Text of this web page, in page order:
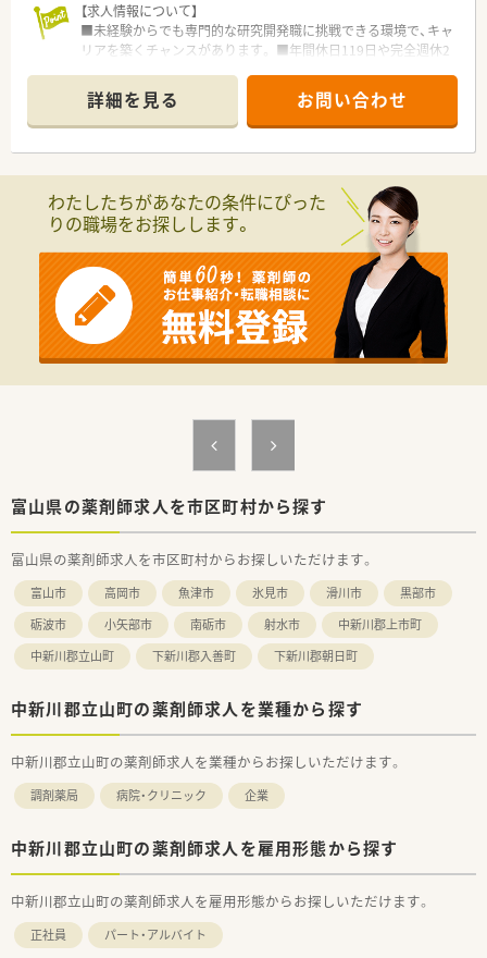
【求人情報について】
■未経験からでも専門的な研究開発職に挑戦できる環境で、キャ
リアを築くチャンスがあります。 ■年間休日119日や完全週休2
■住宅手当として家賃の半額が補助されるなど、生活面での経済
的なサポートも充実しています。
【募集背景と求める人物像について】
■新しい技術や専門知識の習得に意欲的で、チームワークを大切
にしながら業務に取り組める方です。
■未経験の方でも熱意を持って業務に取り組める方であれば、ポ
テンシャルを評価し採用しています。
【想定される業務内容】
■製剤研究グループの一員として、軟膏剤やクリーム剤などの新
製品開発をメインに担当します。 ■他部門と密に連携しながら
企画の司令塔として活躍し、幅広い業務に携わることが可能で
す。 ■製薬企業との共同開発プロジェクトにも参加でき、多様な
■厳格な品質管理基準を設け、国際的にも信頼される高品質な製
品を製造し続けている企業です。 ■環境保護にも積極的に取り
詳細を見る お問い合わせ
わたしたちがあなたの条件にぴった
りの職場をお探しします。
富山県の薬剤師求人を市区町村から探す
富山県の薬剤師求人を市区町村からお探しいただけます。
富山市 高岡市 魚津市 氷見市 滑川市
黒部市
砺波市
小矢部市 南砺市 射水市
中新川郡上市町
中新川郡立山町
下新川郡入善町 下新川郡朝日町
中新川郡立山町の薬剤師求人を業種から探す
中新川郡立山町の薬剤師求人を業種からお探しいただけます。
調剤薬局 病院・クリニック 企業
中新川郡立山町の薬剤師求人を雇用形態から探す
中新川郡立山町の薬剤師求人を雇用形態からお探しいただけます。
正社員 パート・アルバイト